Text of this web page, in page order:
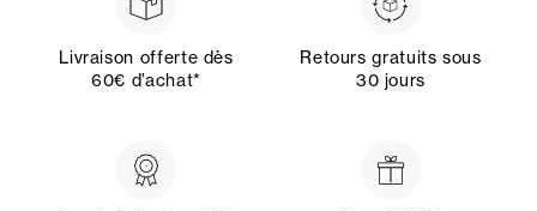
Livraison offerte dès
60€ d’achat*
Retours gratuits sous
30 jours